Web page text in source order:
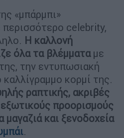
«μπάρμπι»
περισσότερο celebrity,
Η καλλονή
όλα τα βλέμματαμε
την εντυπωσιακή
κορμί της.
ραπτικής, ακριβές
προορισμούς
μαγαζιά και ξενοδοχεία
.